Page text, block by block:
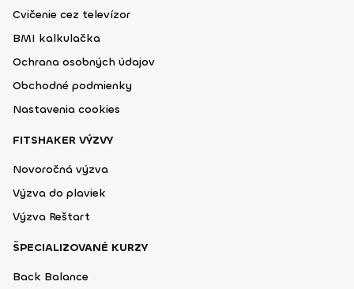
Cvičenie cez televízor
BMI kalkulačka
Ochrana osobných údajov
Obchodné podmienky
Nastavenia cookies
FITSHAKER VÝZVY
Novoročná výzva
Výzva do plaviek
Výzva Reštart
ŠPECIALIZOVANÉ KURZY
Back Balance